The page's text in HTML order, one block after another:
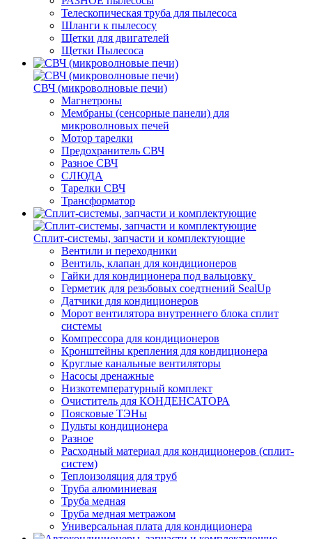
Телескопическая труба для пылесоса
Шланги к пылесосу
Щетки для двигателей
Щетки Пылесоса
СВЧ (микроволновые печи)
Магнетроны
Мембраны (сенсорные панели) для
микроволновых печей
Мотор тарелки
Предохранитель СВЧ
Разное СВЧ
СЛЮДА
Тарелки СВЧ
Трансформатор
Сплит-системы, запчасти и комплектующие
Вентили и переходники
Вентиль, клапан для кондиционеров
Гайки для кондиционера под вальцовку
Герметик для резьбовых соедтнений SealUp
Датчики для кондиционеров
Морот вентилятора внутреннего блока сплит
системы
Компрессора для кондиционеров
Кронштейны крепления для кондиционера
Круглые канальные вентиляторы
Насосы дренажные
Низкотемпературный комплект
Очиститель для КОНДЕНСАТОРА
Поясковые ТЭНы
Пульты кондиционера
Разное
Расходный материал для кондиционеров (сплит-
систем)
Теплоизоляция для труб
Труба алюминиевая
Труба медная
Труба медная метражом
Универсальная плата для кондиционера